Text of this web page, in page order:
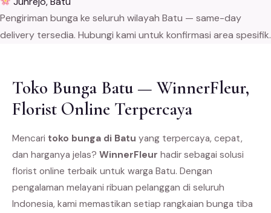
Pengiriman bunga ke seluruh wilayah Batu — same-day
delivery tersedia. Hubungi kami untuk konfirmasi area spesifik.
Toko Bunga Batu — WinnerFleur,
Florist Online Terpercaya
Mencari toko bunga di Batu yang terpercaya, cepat,
dan harganya jelas? WinnerFleur hadir sebagai solusi
florist online terbaik untuk warga Batu. Dengan
pengalaman melayani ribuan pelanggan di seluruh
Indonesia, kami memastikan setiap rangkaian bunga tiba